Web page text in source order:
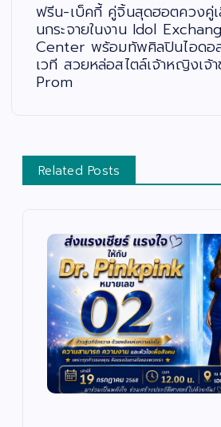
ฟรีน-เบ็คกี้ คู่จิ้นสุดฮอตควงคู่
นกระจายในงาน Idol
Center พร้อมทัพศิลปินไอดอ
เวที สวยหล่อสไตล์เจ้าหญิงเจ้
Prom
Related Posts